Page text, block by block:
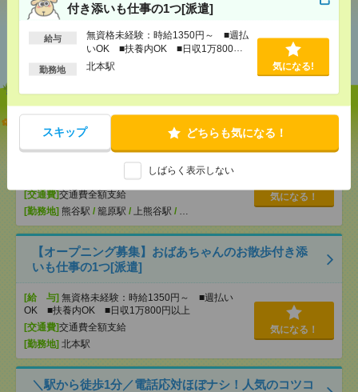
付き添いも仕事の1つ[派遣]
給与
無資格未経験：時給1350円～ ■週払
いOK ■扶養内OK ■日収1万800円
以上
勤務地 北本駅 気になる!
スキップ どちらも気になる！
しばらく表示しない
あなたの閲覧履歴からの
おすすめ
説明会参加で全員に【現金2千円相当プレゼント】生
活のお手伝い[派遣]
無資格未経験：時給1350円～ ■週払い
OK ■扶養内OK ■日収1万800円以上
[交通費]交通費全額支給
[勤務地] 熊谷駅 / 籠原駅 / 上熊谷駅 / …
気になる！
【オープニング募集】おばあちゃんのお散歩付き添
いも仕事の1つ[派遣]
[給 与] 無資格未経験：時給1350円～ ■週払い
OK ■扶養内OK ■日収1万800円以上
[交通費]交通費全額支給
[勤務地] 北本駅
気になる！
＼駅から徒歩1分／電話応対ほぼナシ！人気のコツコ